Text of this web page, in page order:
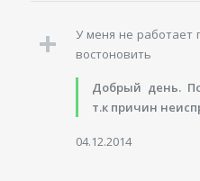
У меня не работает
востоновить
Добрый день.
т.к причин
04.12.2014